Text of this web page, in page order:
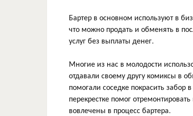
Бартер в основном используют в
что можно продать и обменять в
услуг без выплаты денег.
Многие из нас в молодости
отдавали своему другу комиксы в
помогали соседке покрасить
перекрестке помог
вовлечены в процесс бартера.